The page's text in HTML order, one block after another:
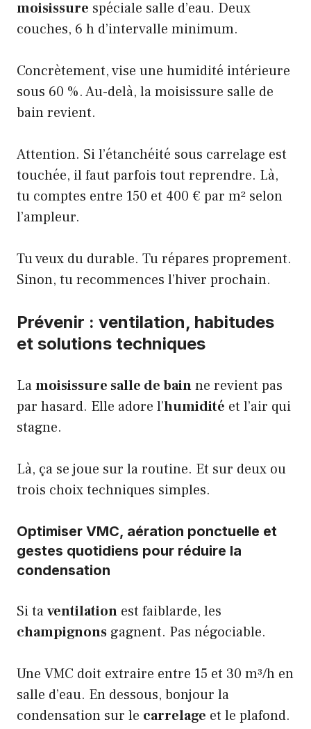
moisissure spéciale salle d’eau. Deux
couches, 6 h d’intervalle minimum.
Concrètement, vise une humidité intérieure
sous 60 %. Au-delà, la moisissure salle de
bain revient.
Attention. Si l’étanchéité sous carrelage est
touchée, il faut parfois tout reprendre. Là,
tu comptes entre 150 et 400 € par m² selon
l’ampleur.
Tu veux du durable. Tu répares proprement.
Sinon, tu recommences l’hiver prochain.
Prévenir : ventilation, habitudes
et solutions techniques
Lamoisissure salle de bainne revient pas
par hasard. Elle adore l’humidité et l’air qui
stagne.
Là, ça se joue sur la routine. Et sur deux ou
trois choix techniques simples.
Optimiser VMC, aération ponctuelle et
gestes quotidiens pour réduire la
condensation
Si taventilation est faiblarde, les
champignons gagnent. Pas négociable.
Une VMC doit extraire entre 15 et 30 m³/h en
salle d’eau. En dessous, bonjour la
condensation sur le carrelage et le plafond.